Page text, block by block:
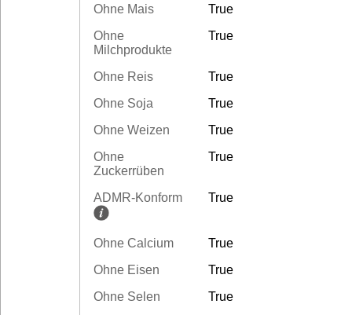
Ohne Mais
True
Ohne
Milchprodukte
True
Ohne Reis
True
Ohne Soja
True
Ohne Weizen
True
Ohne
Zuckerrüben
True
ADMR-Konform True
Ohne Calcium
True
Ohne Eisen
True
Ohne Selen
True